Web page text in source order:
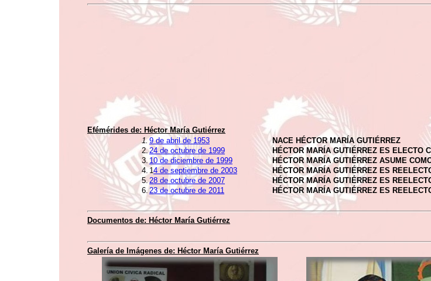
Efémérides de: Héctor María Gutiérrez
1.9 de abril de 1953
NACE HÉCTOR MARÍA GUTIÉRREZ
2.24 de octubre de 1999
HÉCTOR MARÍA GUTIÉRREZ ES ELECTO
3. 10 de diciembre de 1999
HÉCTOR MARÍA GUTIÉRREZ ASUME
4. 14 de septiembre de 2003
HÉCTOR MARÍA GUTIÉRREZ ES
5.28 de octubre de 2007
HÉCTOR MARÍA GUTIÉRREZ ES
6.23 de octubre de 2011 HÉCTOR MARÍA GUTIÉRREZ ES
Documentos de: Héctor María Gutiérrez
Galería de Imágenes de: Héctor María Gutiérrez